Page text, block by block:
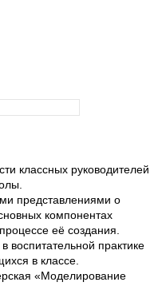
классных руководителей
представлениями о
компонентах
её создания.
практике
в классе.
«Моделирование